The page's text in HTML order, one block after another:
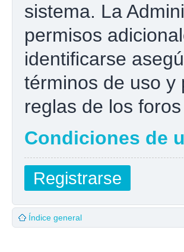
sistema. La
permisos
identificarse
términos de uso y
reglas de los
Condiciones de
Registrarse
Índice general